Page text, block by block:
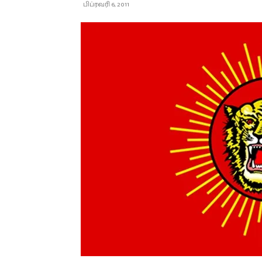
பிப்ரவரி 6, 2011